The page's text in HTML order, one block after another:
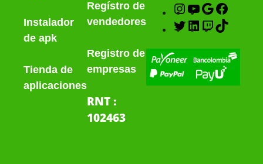
Instalador
de apk
Tienda de
aplicaciones
Regístro de
vendedores
Registro de
empresas
RNT :
102463